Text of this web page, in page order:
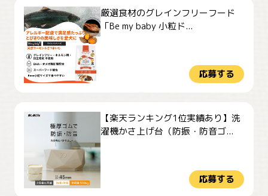
厳選食材のグレインフリーフード
「Be my baby 小粒ド...
応募する
【楽天ランキング1位実績あり】洗
濯機かさ上げ台（防振・防音ゴ...
応募する